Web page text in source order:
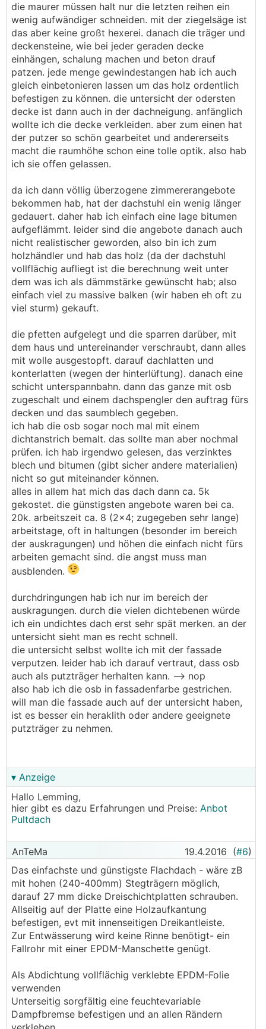
die maurer müssen halt nur die letzten reihen ein
wenig aufwändiger schneiden. mit der ziegelsäge ist
das aber keine großt hexerei. danach die träger und
deckensteine, wie bei jeder geraden decke
einhängen, schalung machen und beton drauf
patzen. jede menge gewindestangen hab ich auch
gleich einbetonieren lassen um das holz ordentlich
befestigen zu können. die untersicht der odersten
decke ist dann auch in der dachneigung. anfänglich
wollte ich die decke verkleiden. aber zum einen hat
der putzer so schön gearbeitet und andererseits
macht die raumhöhe schon eine tolle optik. also hab
ich sie offen gelassen.
da ich dann völlig überzogene zimmererangebote
bekommen hab, hat der dachstuhl ein wenig länger
gedauert. daher hab ich einfach eine lage bitumen
aufgeflämmt. leider sind die angebote danach auch
nicht realistischer geworden, also bin ich zum
holzhändler und hab das holz (da der dachstuhl
vollflächig aufliegt ist die berechnung weit unter
dem was ich als dämmstärke gewünscht hab; also
einfach viel zu massive balken (wir haben eh oft zu
viel sturm) gekauft.
die pfetten aufgelegt und die sparren darüber, mit
dem haus und untereinander verschraubt, dann alles
mit wolle ausgestopft. darauf dachlatten und
konterlatten (wegen der hinterlüftung). danach eine
schicht unterspannbahn. dann das ganze mit osb
zugeschalt und einem dachspengler den auftrag fürs
decken und das saumblech gegeben.
ich hab die osb sogar noch mal mit einem
dichtanstrich bemalt. das sollte man aber nochmal
prüfen. ich hab irgendwo gelesen, das verzinktes
blech und bitumen (gibt sicher andere materialien)
nicht so gut miteinander können.
alles in allem hat mich das dach dann ca. 5k
gekostet. die günstigsten angebote waren bei ca.
20k. arbeitszeit ca. 8 (2x4; zugegeben sehr lange)
arbeitstage, oft in haltungen (besonder im bereich
der auskragungen) und höhen die einfach nicht fürs
arbeiten gemacht sind. die angst muss man
ausblenden.
durchdringungen hab ich nur im bereich der
auskragungen. durch die vielen dichtebenen würde
ich ein undichtes dach erst sehr spät merken. an der
untersicht sieht man es recht schnell.
die untersicht selbst wollte ich mit der fassade
verputzen. leider hab ich darauf vertraut, dass osb
auch als putzträger herhalten kann. --> nop
also hab ich die osb in fassadenfarbe gestrichen.
will man die fassade auch auf der untersicht haben,
ist es besser ein heraklith oder andere geeignete
putzträger zu nehmen.
▾ Anzeige
Hallo Lemming,
hier gibt es dazu Erfahrungen und Preise: Anbot
Pultdach
AnTeMa 19.4.2016 (#6)
Das einfachste und günstigste Flachdach - wäre zB
mit hohen (240-400mm) Stegträgern möglich,
darauf 27 mm dicke Dreischichtplatten schrauben.
Allseitig auf der Platte eine Holzaufkantung
befestigen, evt mit innenseitigen Dreikantleiste.
Zur Entwässerung wird keine Rinne benötigt- ein
Fallrohr mit einer EPDM-Manschette genügt.
Als Abdichtung vollflächig verklebte EPDM-Folie
verwenden
Unterseitig sorgfältig eine feuchtevariable
Dampfbremse befestigen und an allen Rändern